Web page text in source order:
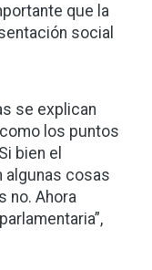
que la
social
se explican
los puntos
bien el
algunas cosas
no. Ahora